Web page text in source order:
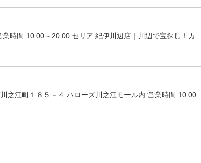
時間 10:00～20:00 セリア 紀伊川辺店｜川辺で宝探し！カ
之江町１８５－４ ハローズ川之江モール内 営業時間 10:00